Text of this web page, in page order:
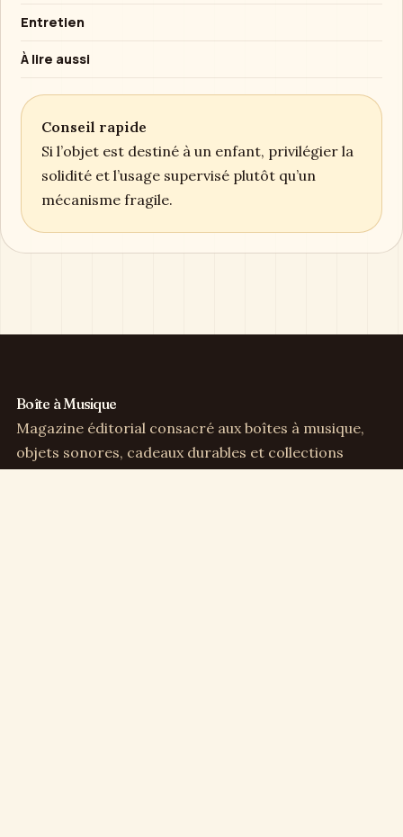
Entretien
À lire aussi
Conseil rapide
Si l’objet est destiné à un enfant, privilégier la
solidité et l’usage supervisé plutôt qu’un
mécanisme fragile.
Boîte à Musique
Magazine éditorial consacré aux boîtes à musique,
objets sonores, cadeaux durables et collections